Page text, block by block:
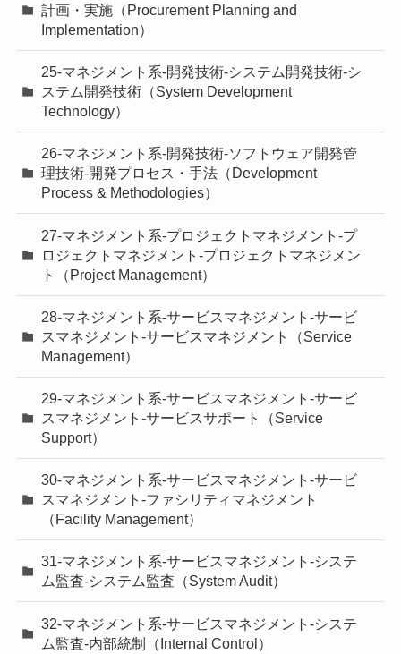
計画・実施（Procurement Planning and
Implementation）
25-マネジメント系-開発技術-システム開発技術-シ
ステム開発技術（System Development
Technology）
26-マネジメント系-開発技術-ソフトウェア開発管
理技術-開発プロセス・手法（Development
Process & Methodologies）
27-マネジメント系-プロジェクトマネジメント-プ
ロジェクトマネジメント-プロジェクトマネジメン
ト（Project Management）
28-マネジメント系-サービスマネジメント-サービ
スマネジメント-サービスマネジメント（Service
Management）
29-マネジメント系-サービスマネジメント-サービ
スマネジメント-サービスサポート（Service
Support）
30-マネジメント系-サービスマネジメント-サービ
スマネジメント-ファシリティマネジメント
（Facility Management）
31-マネジメント系-サービスマネジメント-システ
ム監査-システム監査（System Audit）
32-マネジメント系-サービスマネジメント-システ
ム監査-内部統制（Internal Control）